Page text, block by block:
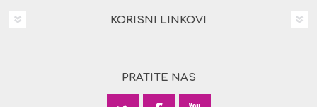
KORISNI LINKOVI
PRATITE NAS